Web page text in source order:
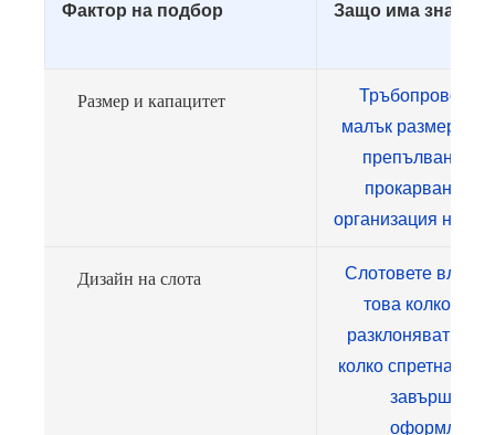
Фактор на подбор Защо има
Размер и капацитет
Тръбопроводът
малък размер
препълване,
прокарване и
организация на
Дизайн на слота
Слотовете
това колко
разклоняват
колко спретнато